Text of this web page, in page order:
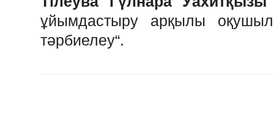
ұйымдастыру
арқылы
тәрбиелеу“.